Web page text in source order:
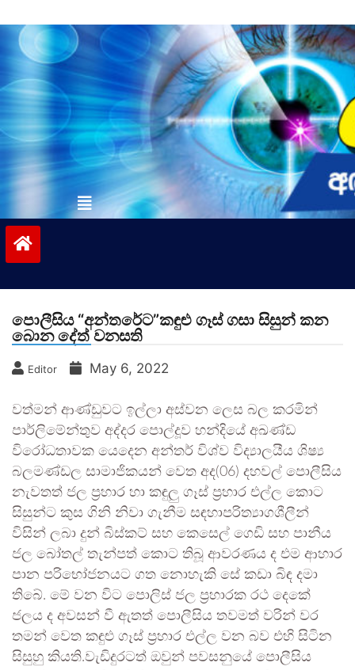
to
contentvinivida.lk
පොලීසිය “අන්තරේට”කඳුළු ගෑස් ගසා සිසුන් කන
බොන දේත් වනසති
Editor May 6, 2022
වත්මන් ආණ්ඩුවට ඉල්ලා අස්වන ලෙස බල කරමින්
පාර්ලිමේන්තුව අද්දර පොල්දූව හන්දියේ අඛණ්ඩ
විරෝධතාවක යෙදෙන අන්තර් විශ්ව විද්‍යාලයීය ශිෂ්‍ය
බලමණ්ඩල සාමාජිකයන් වෙත අද(06) දහවල් පොලීසිය
නැවතත් ජල ප්‍රහාර හා කඳුලු ගෑස් ප්‍රහාර එල්ල කොට
සිසුන්ට කුස ගිනි නිවා ගැනීම සඳහාපරිත්‍යාගශීලීන්
විසින් ලබා දුන් බිස්කට් සහ කෙසෙල් ගෙඩි සහ පානීය
ජල බෝතල් තැන්පත් කොට තිබූ ආවරණය ද එම ආහාර
පාන පරිභෝජනයට ගත නොහැකි සේ කඩා බිඳ දමා
තිබේ. මේ වන විට පොලිස් ජල ප්‍රහාරක රථ දෙකේ
ජලය ද අවසන් වී ඇතත් පොලීසිය තවමත් වරින් වර
තමන් වෙත කඳුළු ගෑස් ප්‍රහාර එල්ල වන බව එහි සිටින
සිසුහු කියති.වැඩිදුරටත් ඔවුන් පවසනුයේ පොලීසිය